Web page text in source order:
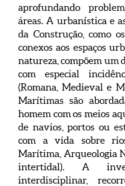
aprofundando
áreas. A urbanística e
da Construção, como
conexos aos espaços
natureza, compõem um
com especial
(Romana, Medieval e
Marítimas são
homem com os meios
de navios, portos ou
com a vida sobre
Marítima, Arqueologia
intertidal). A
interdisciplinar,